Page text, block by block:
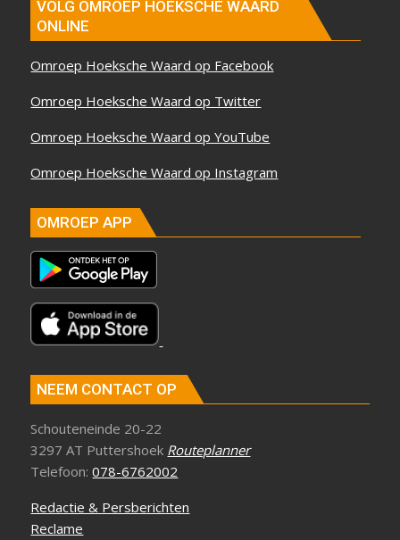
VOLG OMROEP HOEKSCHE WAARD
ONLINE
Omroep Hoeksche Waard op Facebook
Omroep Hoeksche Waard op Twitter
Omroep Hoeksche Waard op YouTube
Omroep Hoeksche Waard op Instagram
OMROEP APP
NEEM CONTACT OP
Schouteneinde 20-22
3297 AT Puttershoek Routeplanner
Telefoon:078-6762002
Redactie & Persberichten
Reclame